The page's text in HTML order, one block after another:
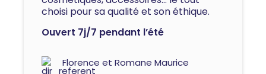
choisi pour sa qualité et son éthique.
Ouvert 7j/7 pendant l’été
Florence et Romane Maurice